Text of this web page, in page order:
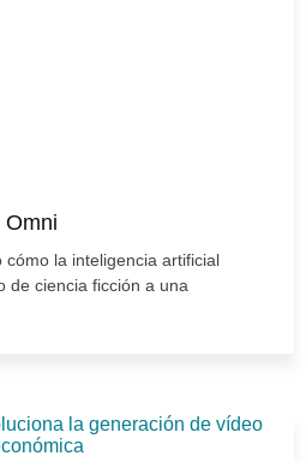
Omni
la inteligencia artificial
de ciencia ficción a una